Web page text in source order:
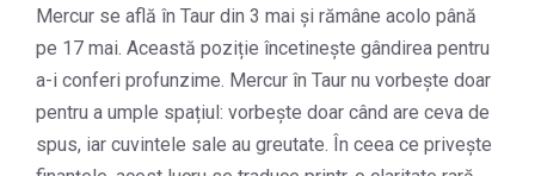
Mercur se află în Taur din 3 mai și rămâne acolo până
pe 17 mai. Această poziție încetinește gândirea pentru
a-i conferi profunzime. Mercur în Taur nu vorbește doar
pentru a umple spațiul: vorbește doar când are ceva de
spus, iar cuvintele sale au greutate. În ceea ce privește